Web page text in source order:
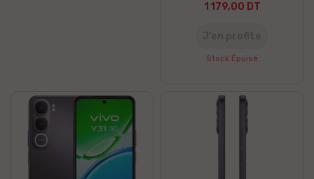
1 179,00 DT
Stock Épuisé